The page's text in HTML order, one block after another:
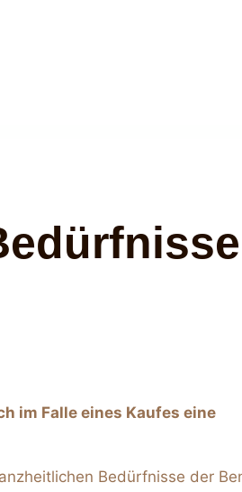
im Falle eines Kaufes eine
Bedürfnisse der